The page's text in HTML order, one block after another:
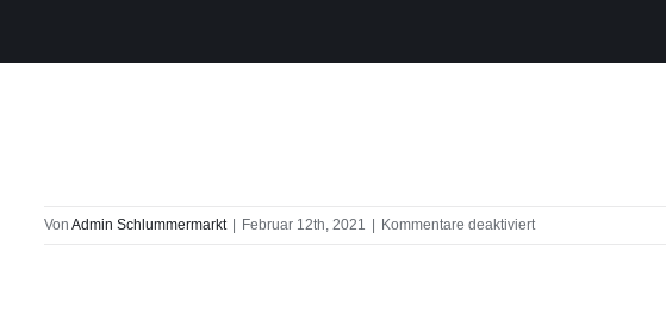
Von Admin Schlummermarkt Februar 12th, 2021 Kommentare deaktiviertfür